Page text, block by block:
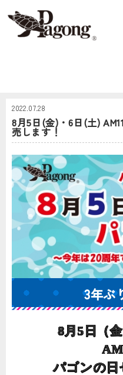
2022.07.28
8月5日(金)・6日(土)
売します！
3年ぶ
8月5日（
パゴンの日